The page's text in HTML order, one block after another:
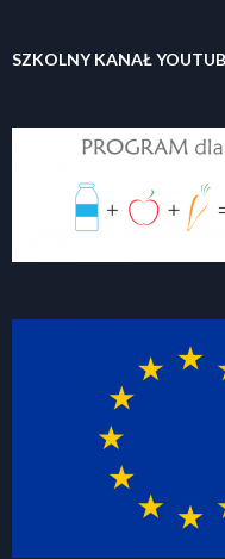
SZKOLNY KANAŁ